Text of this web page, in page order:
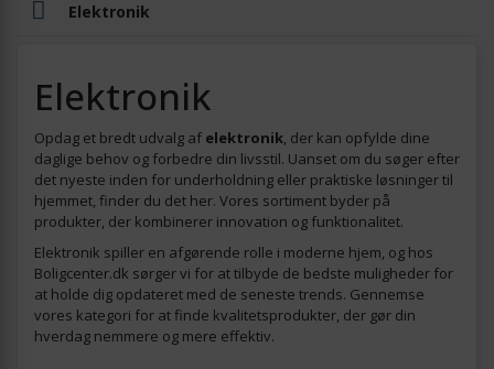
Elektronik
Elektronik
Opdag et bredt udvalg af elektronik, der kan opfylde dine
daglige behov og forbedre din livsstil. Uanset om du søger efter
det nyeste inden for underholdning eller praktiske løsninger til
hjemmet, finder du det her. Vores sortiment byder på
produkter, der kombinerer innovation og funktionalitet.
Elektronik spiller en afgørende rolle i moderne hjem, og hos
Boligcenter.dk sørger vi for at tilbyde de bedste muligheder for
at holde dig opdateret med de seneste trends. Gennemse
vores kategori for at finde kvalitetsprodukter, der gør din
hverdag nemmere og mere effektiv.